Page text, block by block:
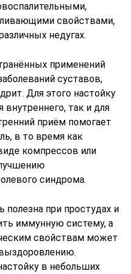
свойствами,
недугах.
применений
суставов,
Для этого настойку
так и для
приём помогает
в то время как
компрессов или
синдрома.
при простудах и
иммунную систему, а
свойствам может
в небольших